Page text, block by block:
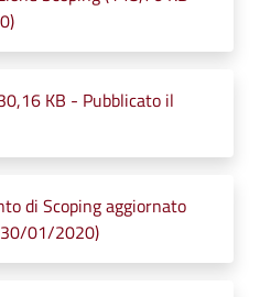
KB - Pubblicato il
di Scoping aggiornato
01/2020)